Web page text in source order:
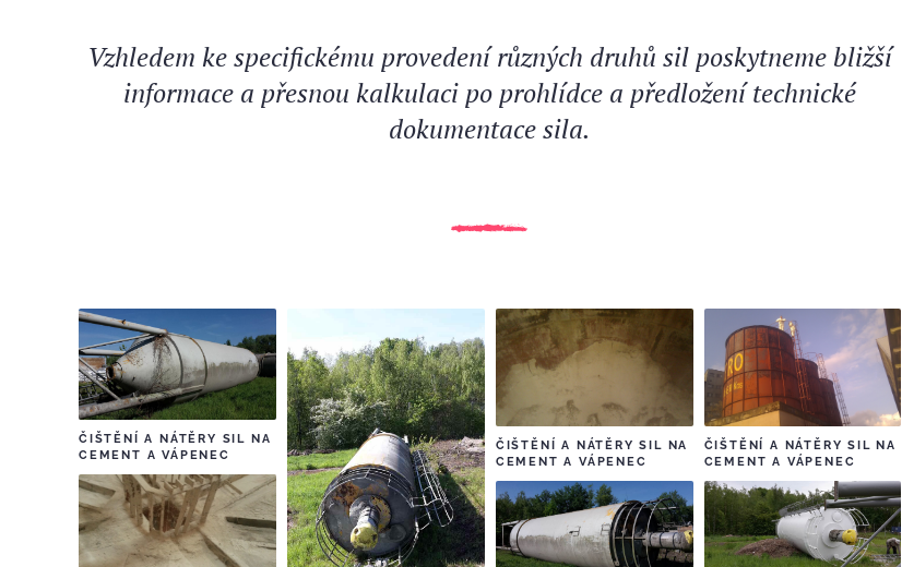
Vzhledem ke specifickému provedení různých druhů sil poskytneme bližší
informace a přesnou kalkulaci po prohlídce a předložení technické
dokumentace sila.
ČIŠTĚNÍ A NÁTĚRY SIL NA
CEMENT A VÁPENEC
ČIŠTĚNÍ A NÁTĚRY SIL NA
CEMENT A VÁPENEC
ČIŠTĚNÍ A NÁTĚRY SIL NA
CEMENT A VÁPENEC